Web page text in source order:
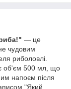
— це
чудовим
риболовлі.
об'єм 500 мл, що
напоєм після
"Який